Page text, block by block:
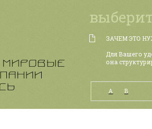
ЗАЧЕМ ЭТО
Для Вашего
она
А B